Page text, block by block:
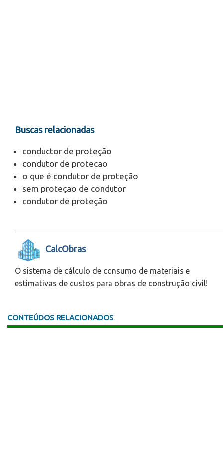
Buscas relacionadas
conductor de proteção
condutor de protecao
o que é condutor de proteção
sem proteçao de condutor
condutor de proteção
CalcObras
O sistema de cálculo de consumo de materiais e
estimativas de custos para obras de construção civil!
CONTEÚDOS RELACIONADOS